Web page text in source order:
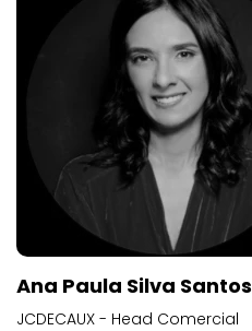
Ana Paula Silva Santos
JCDECAUX - Head Comercial